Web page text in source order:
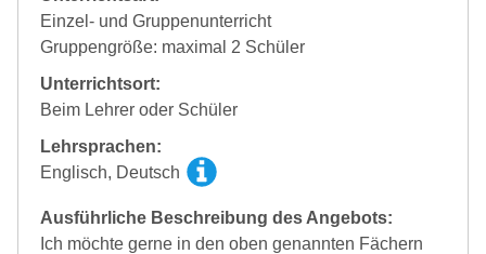
Einzel- und Gruppenunterricht
Gruppengröße: maximal 2 Schüler
Unterrichtsort:
Beim Lehrer oder Schüler
Lehrsprachen:
Englisch, Deutsch
Ausführliche Beschreibung des Angebots:
Ich möchte gerne in den oben genannten Fächern